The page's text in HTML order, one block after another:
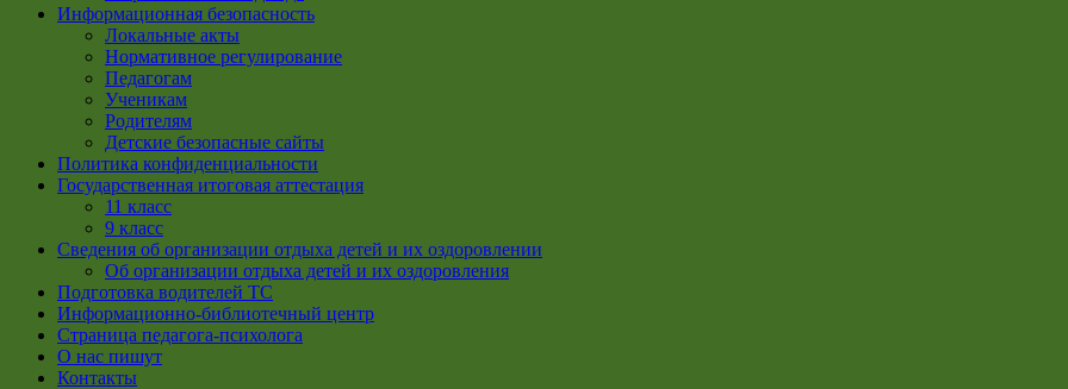
Информационная безопасность
Локальные акты
Нормативное регулирование
Педагогам
Ученикам
Родителям
Детские безопасные сайты
Политика конфиденциальности
Государственная итоговая аттестация
11 класс
9 класс
Сведения об организации отдыха детей и их оздоровлении
Об организации отдыха детей и их оздоровления
Подготовка водителей ТС
Информационно-библиотечный центр
Страница педагога-психолога
О нас пишут
Контакты